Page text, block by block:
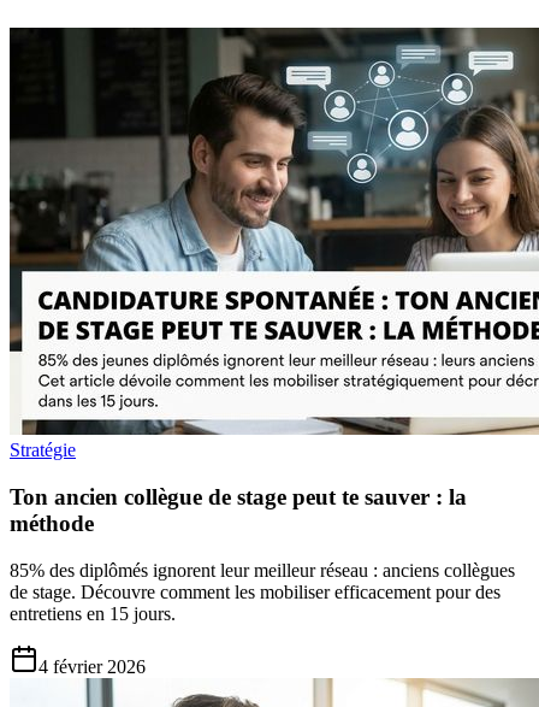
Stratégie
Ton ancien collègue de stage peut te sauver : la
méthode
85% des diplômés ignorent leur meilleur réseau : anciens collègues
de stage. Découvre comment les mobiliser efficacement pour des
entretiens en 15 jours.
4 février 2026